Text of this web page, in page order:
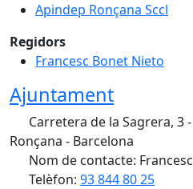
Apindep Ronçana Sccl
Regidors
Francesc Bonet Nieto
Ajuntament
Carretera de la Sagrera, 3
Ronçana - Barcelona
Nom de contacte:
Telèfon: 93 844 80 25